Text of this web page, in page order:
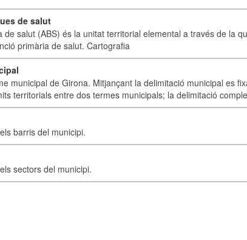
de salut
de salut (ABS) és la unitat territorial elemental a través de la
primària de salut. Cartografia
municipal de Girona. Mitjançant la delimitació municipal es
territorials entre dos termes municipals; la delimitació
barris del municipi.
sectors del municipi.